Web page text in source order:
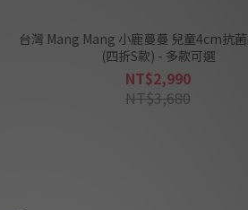
台灣 Mang Mang 小鹿蔓蔓 兒童4cm抗
(四折S款) - 多款可選
NT$2,990
NT$3,680